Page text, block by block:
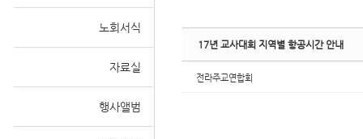
노회서식
자료실
행사앨범
17년 교사대회 지역별 항공시간 안내
전라주교연합회
스케치북5